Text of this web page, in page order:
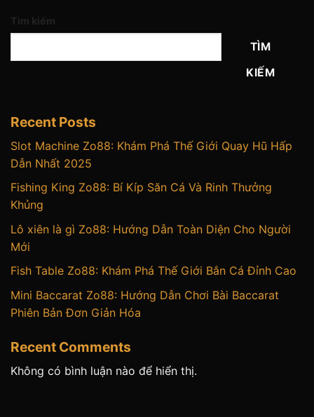
Tìm kiếm
TÌM
KIẾM
Recent Posts
Slot Machine Zo88: Khám Phá Thế Giới Quay Hũ Hấp
Dẫn Nhất 2025
Fishing King Zo88: Bí Kíp Săn Cá Và Rinh Thưởng
Khủng
Lô xiên là gì Zo88: Hướng Dẫn Toàn Diện Cho Người
Mới
Fish Table Zo88: Khám Phá Thế Giới Bắn Cá Đỉnh Cao
Mini Baccarat Zo88: Hướng Dẫn Chơi Bài Baccarat
Phiên Bản Đơn Giản Hóa
Recent Comments
Không có bình luận nào để hiển thị.